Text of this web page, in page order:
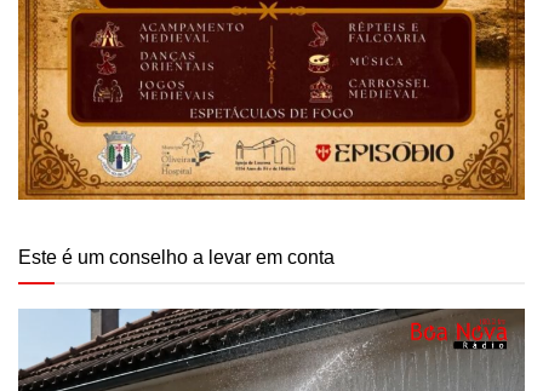
Este é um conselho a levar em conta